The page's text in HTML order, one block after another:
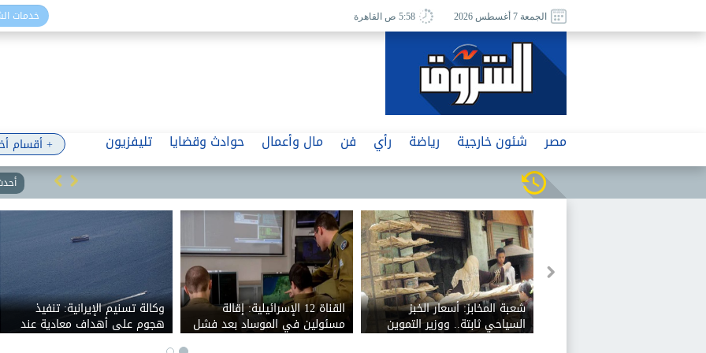
خدمات الجمعة 7 أغسطس 2026 5:58 ص القاهرة
+ أقسام مصر شئون خارجية رياضة رأي فن مال وأعمال حوادث وقضايا تليفزيون
شعبة المخابز: أسعار الخبز
السياحي ثابتة.. ووزير التموين
رفض زيادة 12.5%
القناة 12
مسئولين في
خطة لإسقاط النظام
جثة سائق سابق لأحد التنفيذيين
«أخطرناه بعودته للقاهرة»..
الزمالك يعلن رسميًا رفض رحيل
بيزيرا